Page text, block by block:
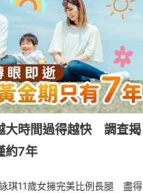
大時間過得越快 調查揭
約7年
琪11歲女擁完美比例長腿 盡得